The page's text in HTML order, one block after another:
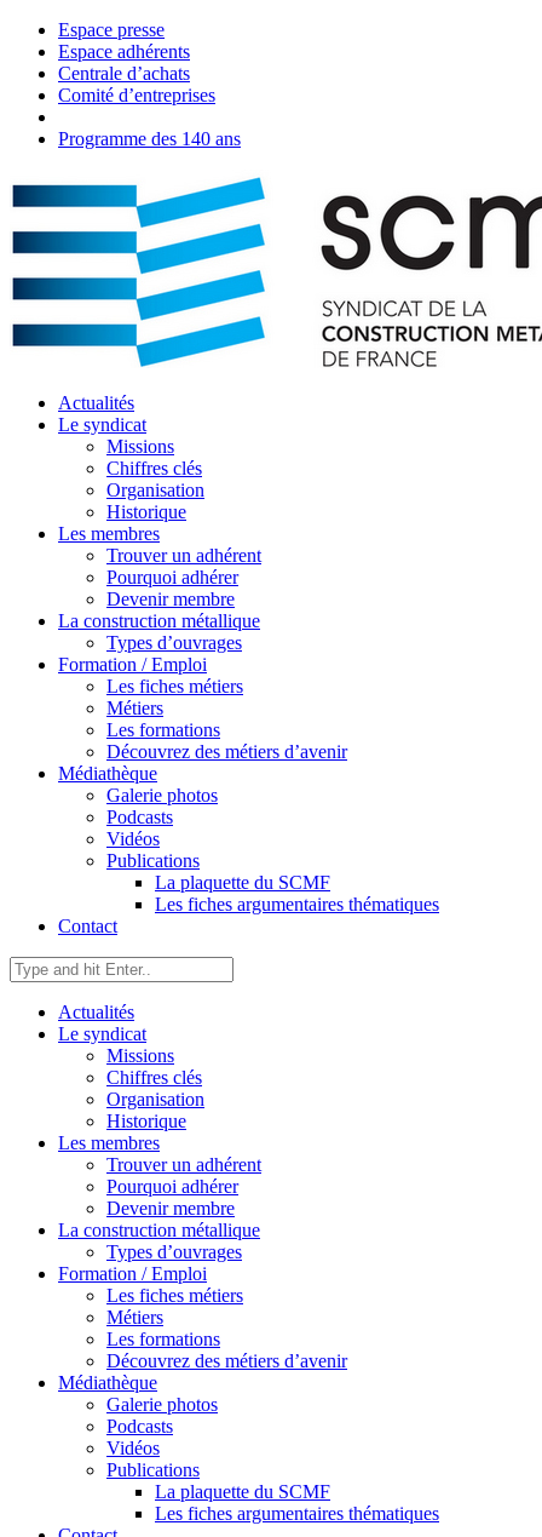
Espace presse
Espace adhérents
Centrale d’achats
Comité d’entreprises
Programme des 140 ans
Actualités
Le syndicat
Missions
Chiffres clés
Organisation
Historique
Les membres
Trouver un adhérent
Pourquoi adhérer
Devenir membre
La construction métallique
Types d’ouvrages
Formation / Emploi
Les fiches métiers
Métiers
Les formations
Découvrez des métiers d’avenir
Médiathèque
Galerie photos
Podcasts
Vidéos
Publications
La plaquette du SCMF
Les fiches argumentaires thématiques
Contact
Actualités
Le syndicat
Missions
Chiffres clés
Organisation
Historique
Les membres
Trouver un adhérent
Pourquoi adhérer
Devenir membre
La construction métallique
Types d’ouvrages
Formation / Emploi
Les fiches métiers
Métiers
Les formations
Découvrez des métiers d’avenir
Médiathèque
Galerie photos
Podcasts
Vidéos
Publications
La plaquette du SCMF
Les fiches argumentaires thématiques